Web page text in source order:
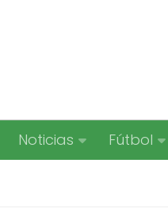
Noticias Fútbol